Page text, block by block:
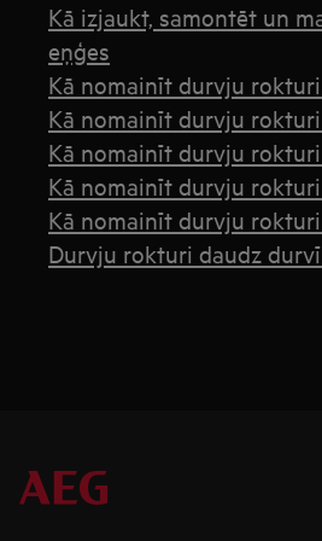
Kā izjaukt, samontēt un
eņģes
Kā nomainīt durvju
Kā nomainīt durvju
Kā nomainīt durvju
Kā nomainīt durvju
Kā nomainīt durvju
Durvju rokturi daudz